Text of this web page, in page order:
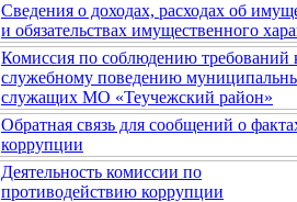
Сведения о доходах, расходах об
и обязательствах имущественного
Комиссия по соблюдению требований
служебному поведению
служащих МО «Теучежский район»
Обратная связь для сообщений о
коррупции
Деятельность комиссии по
противодействию коррупции